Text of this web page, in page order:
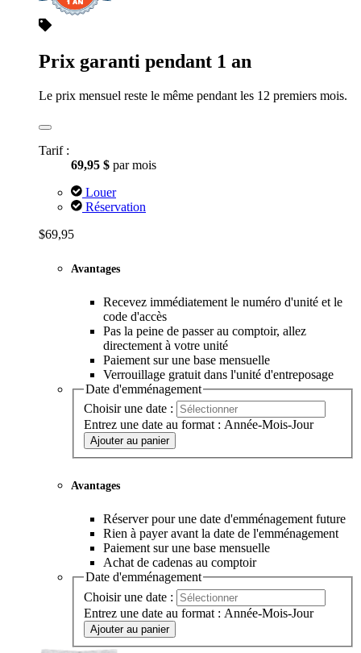
Prix garanti pendant 1 an
Le prix mensuel reste le même pendant les 12 premiers mois.
Tarif :
69,95 $ par mois
Louer
Réservation
$69,95
Avantages
Recevez immédiatement le numéro d'unité et le
code d'accès
Pas la peine de passer au comptoir, allez
directement à votre unité
Paiement sur une base mensuelle
Verrouillage gratuit dans l'unité d'entreposage
Date d'emménagement
Choisir une date :
Entrez une date au format : Année-Mois-Jour
Ajouter au panier
Avantages
Réserver pour une date d'emménagement future
Rien à payer avant la date de l'emménagement
Paiement sur une base mensuelle
Achat de cadenas au comptoir
Date d'emménagement
Choisir une date :
Entrez une date au format : Année-Mois-Jour
Ajouter au panier